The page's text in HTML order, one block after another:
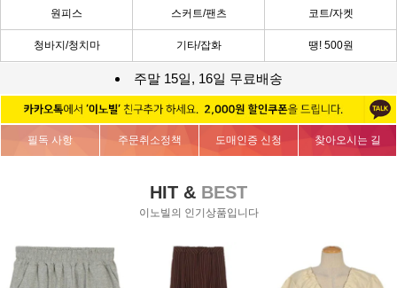
원피스 스커트/팬츠 코트/자켓
청바지/청치마 기타/잡화 땡! 500원
주말 15일, 16일 무료배송
필독 사항 주문취소정책 도매인증 신청 찾아오시는 길
HIT & BEST
이노빌의 인기상품입니다